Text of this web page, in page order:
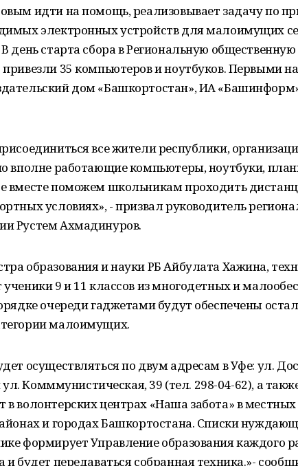
идти на помощь, реализовывает задачу по
электронных устройств для малоимущих
день старта сбора в Региональную
привезли 35 компьютеров и ноутбуков. Первыми
дом «Башкортостан», ИА
все жители республики,
вполне работающие компьютеры, ноутбуки,
вместе поможем школьникам проходить
условиях», - призвал руководитель
Рустем Ахмадинуров.
образования и науки РБ Айбулата Хажина,
ученики 9 и 11 классов из многодетных и
очереди гаджетами будут обеспечены
малоимущих.
осуществляться по двум адресам в Уфе: ул.
ул. Комммунистическая, 39 (тел. 298-04-62), а
в волонтерских центрах «Наша забота» в
и городах Башкортостана. Списки
формирует Управление образования каждого
и будет передаваться собранная техника.»-